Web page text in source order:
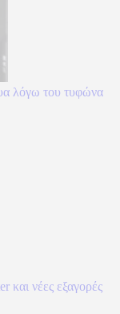
λόγω του τυφώνα
και νέες εξαγορές